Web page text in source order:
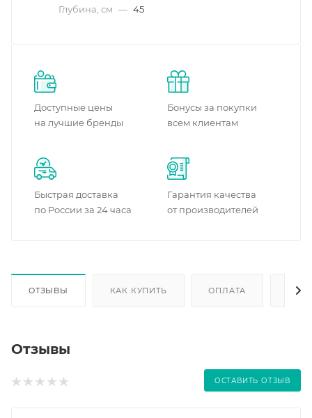
Глубина, см — 45
Доступные цены
на лучшие бренды
Бонусы за покупки
всем клиентам
Быстрая доставка
по России за 24 часа
Гарантия качества
от производителей
ОТЗЫВЫ КАК КУПИТЬ ОПЛАТА
Отзывы
ОСТАВИТЬ ОТЗЫВ